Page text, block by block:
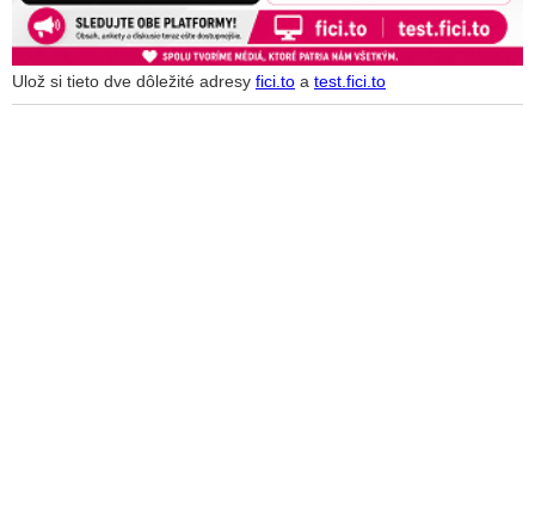
Ulož si tieto dve dôležité adresy fici.to a test.fici.to